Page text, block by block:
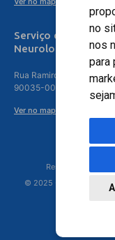
no
nos
para
Serviço de
Neurologia
Rua Ramiro Barcelos, 630
90035-001
Ver no mapa
Responsável
© 2025 - Hospital